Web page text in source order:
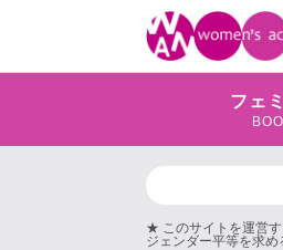
フェ
★ このサイトを運営す
ジェンダー平等を求め